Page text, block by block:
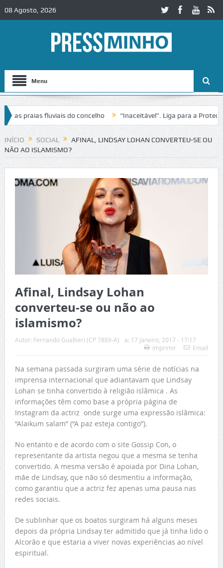
08 Agosto, 2026
Menu
praias fluviais do concelho “Inaceitável”. Liga para a Proteção
INÍCIO SOCIAL
AFINAL, LINDSAY LOHAN CONVERTEU-SE OU
NÃO AO ISLAMISMO?
Afinal, Lindsay Lohan
converteu-se ou não ao
islamismo?
Autor: Fernando Gualtieri (CP 7889-A) a: 17 Janeiro, 2017 - 17:17
Imprimir
Email
Na semana passada surgiram uma série de notícias na
imprensa internacional que adiantavam que Lindsay
Lohan se tinha convertido à religião islâmica . As
informações têm como base a própria página de
Instagram da actriz onde surge uma expressão islâmica:
“Alaikum salam” (“A paz esteja contigo”).
No entanto e de acordo com o site Gossip Con, o
representante da artista negou que a mesma se tenha
convertido. A mesma versão é apoiada por Dina Lohan,
mãe de Lindsay, que não só desmentiu a informação,
como garantiu que a actriz fez apenas uma pausa nas
redes sociais.
De sublinhar que os boatos surgiram há alguns meses
depois da própria Lindsay ter admitido que já tinha lido o
Alcorão e que estaria a viver novas experiências ao nível
espiritual.